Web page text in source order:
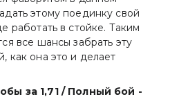
этому поединку свой
работать в стойке. Таким
все шансы забрать эту
как она это и делает
за 1,71 / Полный бой -